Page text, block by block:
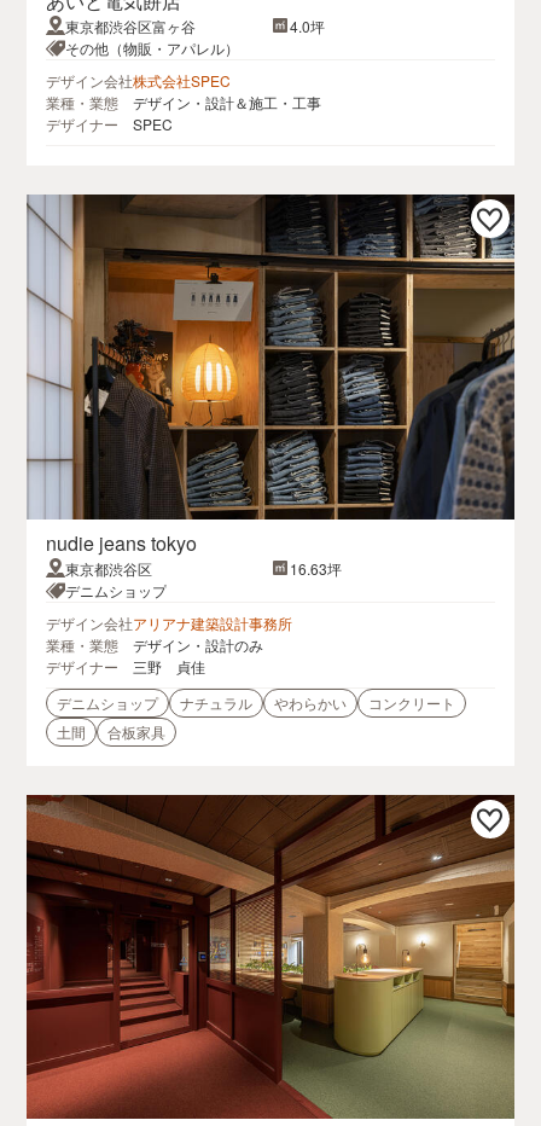
東京都渋谷区富ヶ谷
4.0坪
その他（物販・アパレル）
デザイン会社株式会社SPEC
業種・業態
デザイン・設計＆施工・工事
デザイナー
SPEC
nudie jeans tokyo
東京都渋谷区
16.63坪
デニムショップ
デザイン会社アリアナ建築設計事務所
業種・業態
デザイン・設計のみ
デザイナー
三野 貞佳
デニムショップ
ナチュラル やわらかい
コンクリート
土間
合板家具